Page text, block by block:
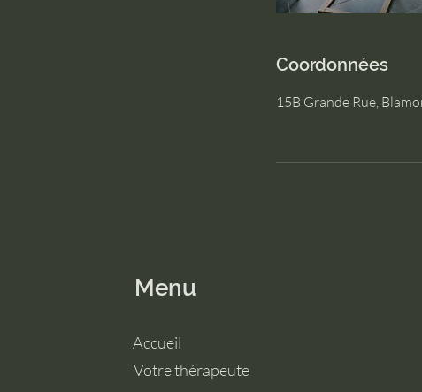
Coordonnées
15B Grande Rue,
Menu
Accueil
Votre thérapeute